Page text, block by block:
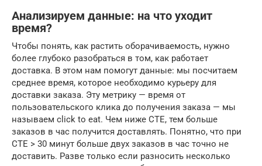
Анализируем данные: на что уходит
время?
Чтобы понять, как растить оборачиваемость, нужно
более глубоко разобраться в том, как работает
доставка. В этом нам помогут данные: мы посчитаем
среднее время, которое необходимо курьеру для
доставки заказа. Эту метрику — время от
пользовательского клика до получения заказа — мы
называем click to eat. Чем ниже CTE, тем больше
заказов в час получится доставлять. Понятно, что при
CTE > 30 минут больше двух заказов в час точно не
доставить. Разве только если разносить несколько